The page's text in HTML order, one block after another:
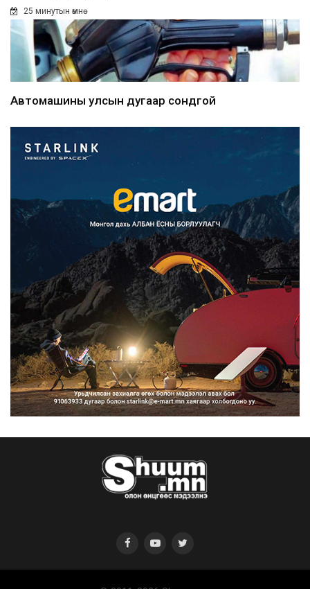
25 минутын өмнө
Автомашины улсын дугаар сондгой
Улаанбаатарт өдөртөө 30 хэм
31 минутын өмнө
Улсын чанартай хатуу хучилттай
авто замын талаас и...
2026/08/06
Засгийн газар энэ оныг дуустал
санхүүгийн хэмнэлти...